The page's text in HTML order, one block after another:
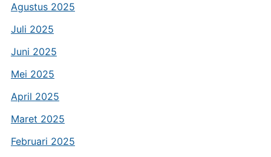
Agustus 2025
Juli 2025
Juni 2025
Mei 2025
April 2025
Maret 2025
Februari 2025